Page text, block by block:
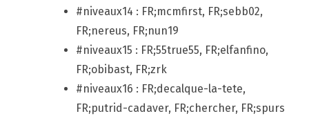
#niveaux14 : FR;mcmfirst, FR;sebb02,
FR;nereus, FR;nun19
#niveaux15 : FR;55true55, FR;elfanfino,
FR;obibast, FR;zrk
#niveaux16 : FR;decalque-la-tete,
FR;putrid-cadaver, FR;chercher, FR;spurs